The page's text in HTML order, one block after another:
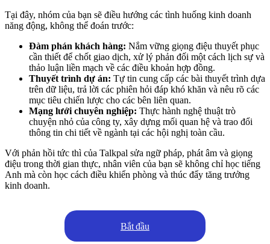
Tại đây, nhóm của bạn sẽ điều hướng các tình huống kinh doanh
năng động, không thể đoán trước:
Đàm phán khách hàng: Nắm vững giọng điệu thuyết phục
cần thiết để chốt giao dịch, xử lý phản đối một cách lịch sự và
thảo luận liền mạch về các điều khoản hợp đồng.
Thuyết trình dự án: Tự tin cung cấp các bài thuyết trình dựa
trên dữ liệu, trả lời các phiên hỏi đáp khó khăn và nêu rõ các
mục tiêu chiến lược cho các bên liên quan.
Mạng lưới chuyên nghiệp: Thực hành nghệ thuật trò
chuyện nhỏ của công ty, xây dựng mối quan hệ và trao đổi
thông tin chi tiết về ngành tại các hội nghị toàn cầu.
Với phản hồi tức thì của Talkpal sửa ngữ pháp, phát âm và giọng
điệu trong thời gian thực, nhân viên của bạn sẽ không chỉ học tiếng
Anh mà còn học cách điều khiển phòng và thúc đẩy tăng trưởng
kinh doanh.
Bắt đầu